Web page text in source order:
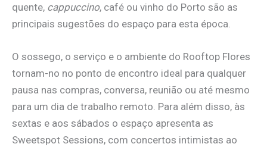
quente, cappuccino, café ou vinho do Porto são as
principais sugestões do espaço para esta época.
O sossego, o serviço e o ambiente do Rooftop Flores
tornam-no no ponto de encontro ideal para qualquer
pausa nas compras, conversa, reunião ou até mesmo
para um dia de trabalho remoto. Para além disso, às
sextas e aos sábados o espaço apresenta as
Sweetspot Sessions, com concertos intimistas ao